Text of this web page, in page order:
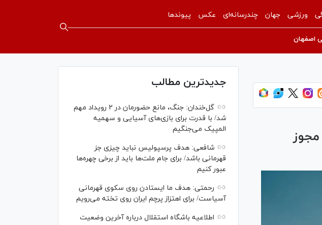
ورزشی جهان چندرسانه‌ای عکس پیوندها
اصفهان
مجوز
جدیدترین مطالب
گل‌خندان: جنگ، مانع حضورمان در ۲ رویداد مهم
شد/ با قدرت برای بازی‌های آسیایی و سهمیه
المپیک می‌جنگیم
شافعی: هدف پرسپولیس نباید چیزی جز
قهرمانی باشد/ برای جام ملت‌ها باید از برخی چهره‌ها
عبور کنیم
رحمتی: هدف ما ایستادن روی سکوی قهرمانی
آسیاست/ برای اهتزاز پرچم ایران روی تخته می‌رویم
اطلاعیه باشگاه استقلال درباره آخرین وضعیت